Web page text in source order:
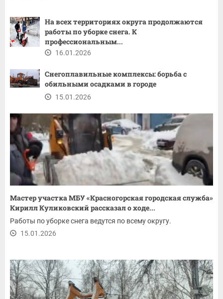
На всех территориях округа продолжаются
работы по уборке снега. К
профессиональным...
16.01.2026
Снегоплавильные комплексы: борьба с
обильными осадками в городе
15.01.2026
Мастер участка МБУ «Красногорская городская служба»
Кирилл Куликовский рассказал о ходе...
Работы по уборке снега ведутся по всему округу.
15.01.2026